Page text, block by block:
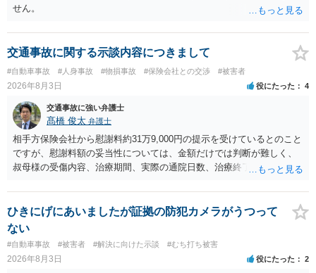
せん。
交通事故に関する示談内容につきまして
#自動車事故 #人身事故 #物損事故 #保険会社との交渉 #被害者
2026年8月3日 役にたった 4
交通事故に強い弁護士
髙橋 俊太 弁護士
相手方保険会社から慰謝料約31万9,000円の提示を受けているとのこと
ですが、慰謝料額の妥当性については、金額だけでは判断が難しく、
叔母様の受傷内容、治療期間、実際の通院日数、治療終了の経緯、後
確認する必要があります。保険会社から提示される慰謝料額について
は、弁護士が介入することにより増額を検討できる場合がありますの
で、以下の資料・情報を準備した上で、弁護士に個別に相談すること
をお勧めいたします。 ・相手方保険会社から届いている示談金額の提
示書類 ・叔母様の診断名、けがの内容 ・治療開始日及び治療終了日
・入院の有無、通院回数 ・現在も症状が残っているか ・叔母様ご本人
ひきにげにあいましたが証拠の防犯カメラがうつって
ない
#自動車事故 #被害者 #解決に向けた示談 #むち打ち被害
2026年8月3日 役にたった 2